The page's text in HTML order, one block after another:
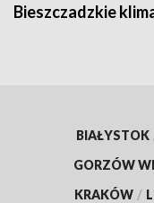
Bieszczadzkie
BIAŁYSTOK
GORZÓW
KRAKÓW /